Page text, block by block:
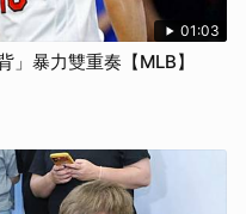
01:03
暴力雙重奏【MLB】